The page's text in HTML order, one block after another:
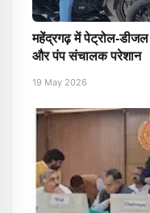
महेंद्रगढ़ में पेट्रोल-
और पंप संचालक परेशान
19 May 2026